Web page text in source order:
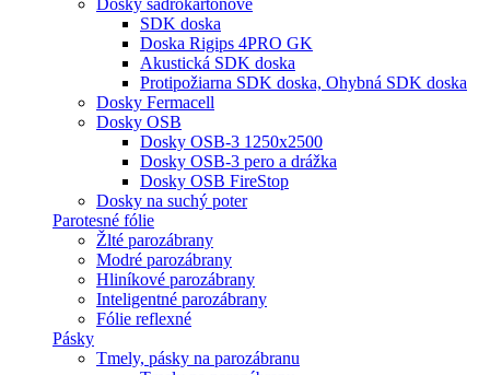
Dosky sadrokartónové
SDK doska
Doska Rigips 4PRO GK
Akustická SDK doska
Protipožiarna SDK doska, Ohybná SDK doska
Dosky Fermacell
Dosky OSB
Dosky OSB-3 1250x2500
Dosky OSB-3 pero a drážka
Dosky OSB FireStop
Dosky na suchý poter
Parotesné fólie
Žlté parozábrany
Modré parozábrany
Hliníkové parozábrany
Inteligentné parozábrany
Fólie reflexné
Pásky
Tmely, pásky na parozábranu